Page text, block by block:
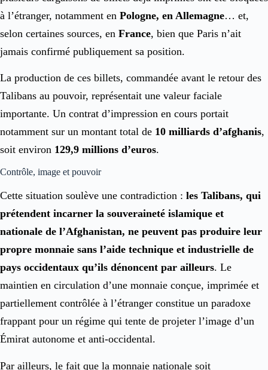
à l’étranger, notamment en Pologne, en Allemagne… et,
selon certaines sources, en France, bien que Paris n’ait
jamais confirmé publiquement sa position.
La production de ces billets, commandée avant le retour des
Talibans au pouvoir, représentait une valeur faciale
importante. Un contrat d’impression en cours portait
notamment sur un montant total de 10 milliards d’afghanis,
soit environ 129,9 millions d’euros.
Contrôle, image et pouvoir
Cette situation soulève une contradiction : les Talibans, qui
prétendent incarner la souveraineté islamique et
nationale de l’Afghanistan, ne peuvent pas produire leur
propre monnaie sans l’aide technique et industrielle de
pays occidentaux qu’ils dénoncent par ailleurs. Le
maintien en circulation d’une monnaie conçue, imprimée et
partiellement contrôlée à l’étranger constitue un paradoxe
frappant pour un régime qui tente de projeter l’image d’un
Émirat autonome et anti-occidental.
Par ailleurs, le fait que la monnaie nationale soit